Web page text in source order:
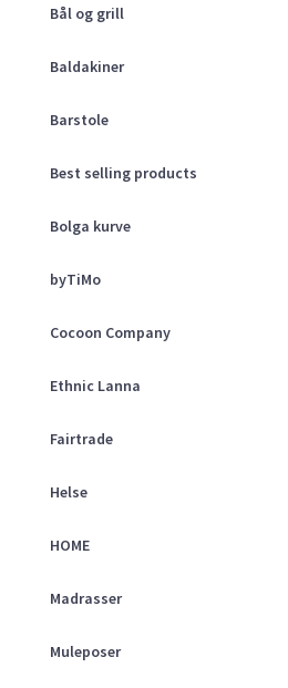
Bål og grill
Baldakiner
Barstole
Best selling products
Bolga kurve
byTiMo
Cocoon Company
Ethnic Lanna
Fairtrade
Helse
HOME
Madrasser
Muleposer